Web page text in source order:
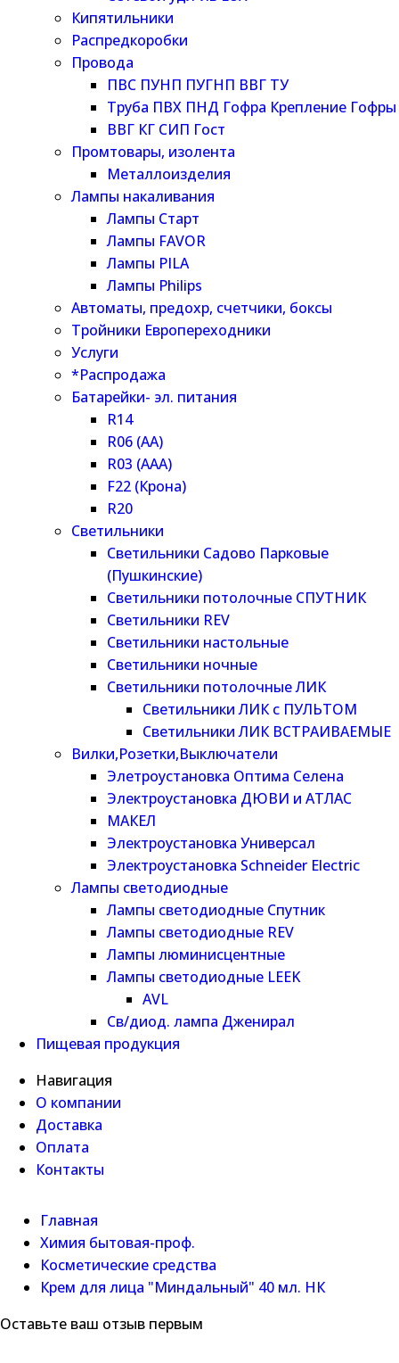
Кипятильники
Распредкоробки
Провода
ПВС ПУНП ПУГНП ВВГ ТУ
Труба ПВХ ПНД Гофра Крепление Гофры
ВВГ КГ СИП Гост
Промтовары, изолента
Металлоизделия
Лампы накаливания
Лампы Старт
Лампы FAVOR
Лампы PILA
Лампы Philips
Автоматы, предохр, счетчики, боксы
Тройники Европереходники
Услуги
*Распродажа
Батарейки- эл. питания
R14
R06 (AA)
R03 (AAA)
F22 (Крона)
R20
Светильники
Светильники Садово Парковые
(Пушкинские)
Светильники потолочные СПУТНИК
Светильники REV
Светильники настольные
Светильники ночные
Светильники потолочные ЛИК
Светильники ЛИК с ПУЛЬТОМ
Светильники ЛИК ВСТРАИВАЕМЫЕ
Вилки,Розетки,Выключатели
Элетроустановка Оптима Селена
Электроустановка ДЮВИ и АТЛАС
МАКЕЛ
Электроустановка Универсал
Электроустановка Schneider Electric
Лампы светодиодные
Лампы светодиодные Спутник
Лампы светодиодные REV
Лампы люминисцентные
Лампы светодиодные LEEK
AVL
Св/диод. лампа Дженирал
Пищевая продукция
Навигация
О компании
Доставка
Оплата
Контакты
Главная
Химия бытовая-проф.
Косметические средства
Крем для лица "Миндальный" 40 мл. НК
Оставьте ваш отзыв первым